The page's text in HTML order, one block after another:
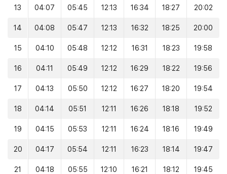
13 04:07 05:45 12:13 16:34 18:27 20:02
14 04:08 05:47 12:13 16:32 18:25 20:00
15 04:10 05:48 12:12 16:31 18:23 19:58
16 04:11 05:49 12:12 16:29 18:22 19:56
17 04:13 05:50 12:12 16:27 18:20 19:54
18 04:14 05:51 12:11 16:26 18:18 19:52
19 04:15 05:53 12:11 16:24 18:16 19:49
20 04:17 05:54 12:11 16:23 18:14 19:47
21 04:18 05:55 12:10 16:21 18:12 19:45